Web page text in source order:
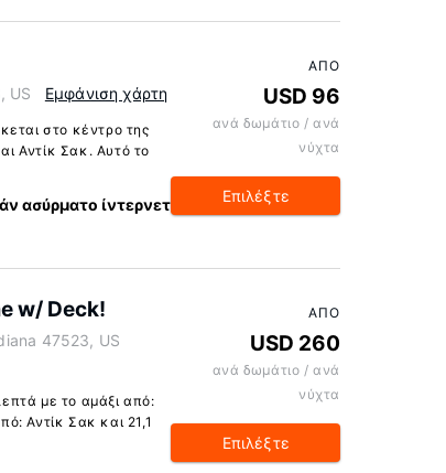
US Εμφάνιση χάρτη
στο κέντρο της
Αντίκ Σακ. Αυτό το
ασύρματο ίντερνετ
ΑΠΌ
USD 96
ανά δωμάτιο / ανά
νύχτα
Επιλέξτε
w/ Deck!
47523, US
με το αμάξι από:
Αντίκ Σακ και 21,1
ΑΠΌ
USD 260
ανά δωμάτιο / ανά
νύχτα
Επιλέξτε